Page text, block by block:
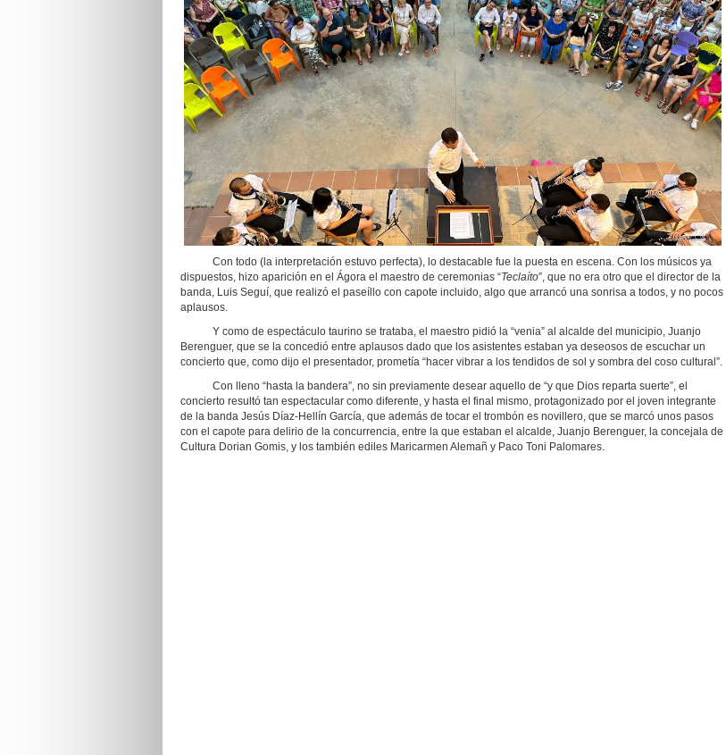
Con todo (la interpretación estuvo perfecta), lo destacable fue la puesta en escena. Con los músicos ya
dispuestos, hizo aparición en el Ágora el maestro de ceremonias “Teclaíto”, que no era otro que el director de la
banda, Luis Seguí, que realizó el paseíllo con capote incluido, algo que arrancó una sonrisa a todos, y no pocos
aplausos.
Y como de espectáculo taurino se trataba, el maestro pidió la “venia” al alcalde del municipio, Juanjo
Berenguer, que se la concedió entre aplausos dado que los asistentes estaban ya deseosos de escuchar un
concierto que, como dijo el presentador, prometía “hacer vibrar a los tendidos de sol y sombra del coso cultural”.
Con lleno “hasta la bandera”, no sin previamente desear aquello de “y que Dios reparta suerte”, el
concierto resultó tan espectacular como diferente, y hasta el final mismo, protagonizado por el joven integrante
de la banda Jesús Díaz-Hellín García, que además de tocar el trombón es novillero, que se marcó unos pasos
con el capote para delirio de la concurrencia, entre la que estaban el alcalde, Juanjo Berenguer, la concejala de
Cultura Dorian Gomis, y los también ediles Maricarmen Alemañ y Paco Toni Palomares.